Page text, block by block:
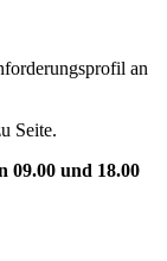
an
Seite.
09.00 und 18.00